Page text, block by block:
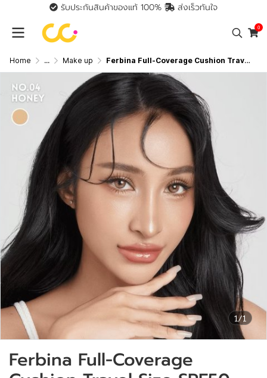
รับประกันสินค้าของแท้ 100% ส่งเร็วทันใจ
0
Home ... Make up Ferbina Full-Coverage Cushion Travel Size SPF50 PA+++ (5g) เฟอบีน่า คุชชั่น
1/1
Ferbina Full-Coverage